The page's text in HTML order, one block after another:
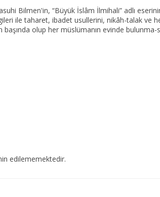
Bilmen'in, “Büyük İslâm İlmihali” adlı
ile taharet, ibadet usullerini, nikâh-talak ve
başında olup her müslümanın evinde
edilememektedir.